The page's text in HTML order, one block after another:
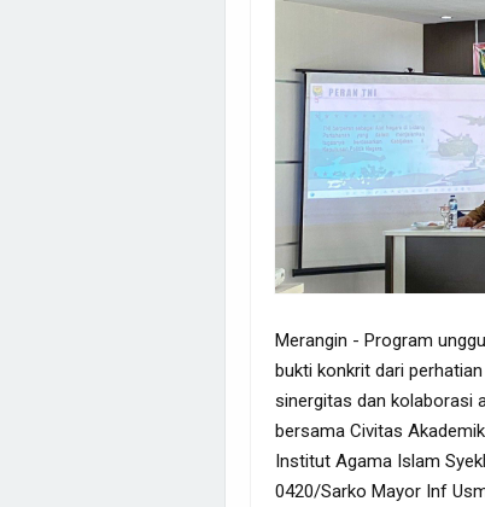
Merangin - Program
bukti konkrit dari
sinergitas dan kolaborasi
bersama Civitas
Institut Agama Islam
0420/Sarko Mayor Inf